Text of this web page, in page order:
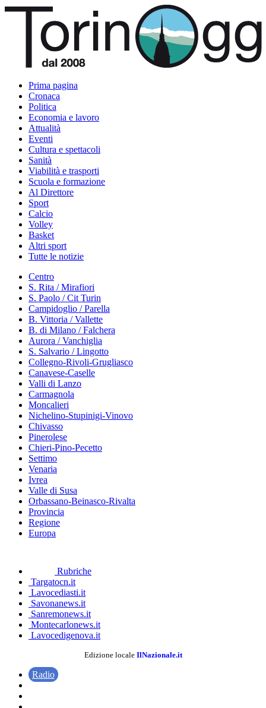
Prima pagina
Cronaca
Politica
Economia e lavoro
Attualità
Eventi
Cultura e spettacoli
Sanità
Viabilità e trasporti
Scuola e formazione
Al Direttore
Sport
Calcio
Volley
Basket
Altri sport
Tutte le notizie
Centro
S. Rita / Mirafiori
S. Paolo / Cit Turin
Campidoglio / Parella
B. Vittoria / Vallette
B. di Milano / Falchera
Aurora / Vanchiglia
S. Salvario / Lingotto
Collegno-Rivoli-Grugliasco
Canavese-Caselle
Valli di Lanzo
Carmagnola
Moncalieri
Nichelino-Stupinigi-Vinovo
Chivasso
Pinerolese
Chieri-Pino-Pecetto
Settimo
Venaria
Ivrea
Valle di Susa
Orbassano-Beinasco-Rivalta
Provincia
Regione
Europa
Rubriche
Targatocn.it
Lavocediasti.it
Savonanews.it
Sanremonews.it
Montecarlonews.it
Lavocedigenova.it
Edizione locale IlNazionale.it
Radio